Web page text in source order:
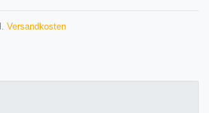
Versandkosten